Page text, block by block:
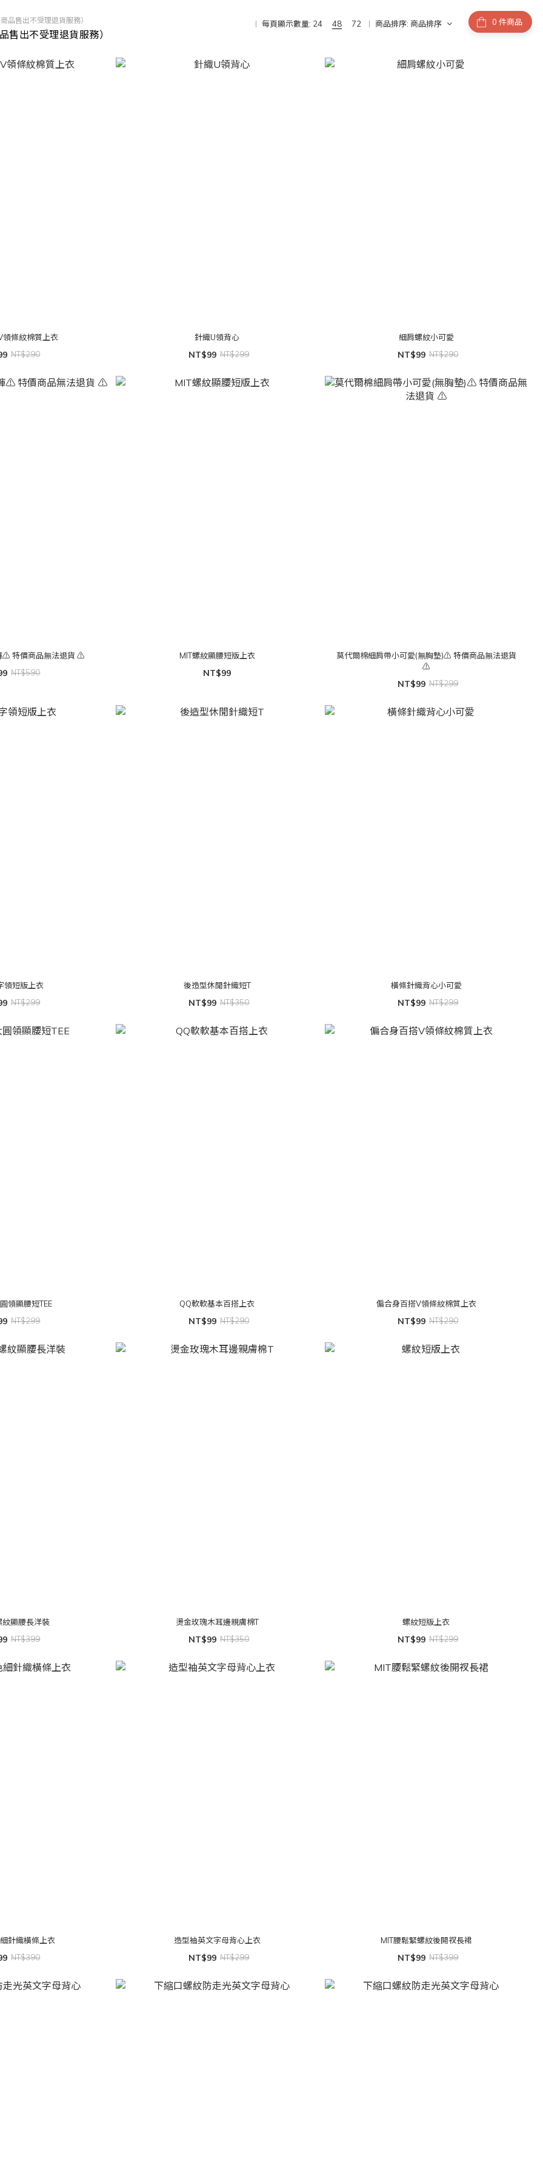
件商品
品售出不受理退貨服務）
售出不受理退貨服務）
每頁顯示數量: 24 48 72 商品排序: 商品排序
領條紋棉質上衣
NT$290
針織U領背心
NT$99 NT$299
細肩螺紋小可愛
NT$99 NT$290
⚠️ 特價商品無法退貨 ⚠️
NT$590
MIT螺紋顯腰短版上衣
NT$99
莫代爾棉細肩帶小可愛(無胸墊)⚠️ 特價商品無法退貨
⚠️
NT$99 NT$299
領短版上衣
NT$299
後造型休閒針織短T
NT$99 NT$350
橫條針織背心小可愛
NT$99 NT$299
領顯腰短TEE
NT$299
QQ軟軟基本百搭上衣
NT$99 NT$290
偏合身百搭V領條紋棉質上衣
NT$99 NT$290
紋顯腰長洋裝
NT$399
燙金玫瑰木耳邊親膚棉T
NT$99 NT$350
螺紋短版上衣
NT$99 NT$299
針織橫條上衣
NT$390
造型袖英文字母背心上衣
NT$99 NT$299
MIT腰鬆緊螺紋後開衩長裙
NT$99 NT$399